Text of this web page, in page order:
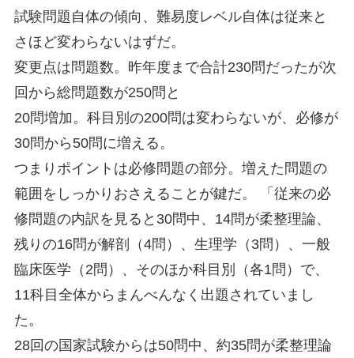
試験問題自体の傾向、難易度レベル自体は従来と
さほど変わらないはずだ。
変更点は問題数。昨年度まで合計230問だったが次
回から総問題数が250問と
20問増加。科目別の200問は変わらないが、必修が
30問から50問に増える。
つまりポイントは必修問題の部分。増えた問題の
範囲をしっかりおさえることが鍵だ。 「従来の必
修問題の内訳を見ると30問中、14問が柔整理論、
残りの16問が解剖（4問）、生理学（3問）、一般
臨床医学（2問）、そのほか科目別（各1問）で、
11科目全体からまんべんなく出題されていまし
た。
28回の国家試験からは50問中、約35問が柔整理論